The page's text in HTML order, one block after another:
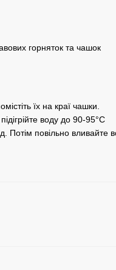
горняток та чашок
їх на краї чашки.
воду до 90-95°С
Потім повільно вливайте